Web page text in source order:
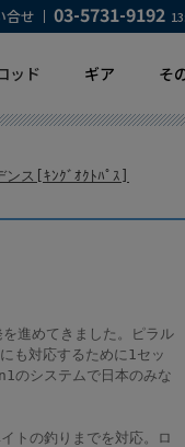
合せ 03-5731-9192
ッド ギア そ
ンス[ｷﾝｸﾞｵｸﾄﾊﾟｽ]
進めてきました。ピラル
も対応するために1セッ
のシステムで日本のみな
トの釣りまでを対応。ロ